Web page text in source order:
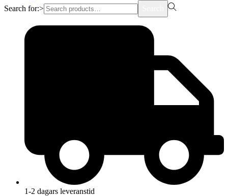
Search for:>
1-2 dagars leveranstid